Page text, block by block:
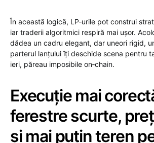
În această logică, LP‑urile pot construi
iar traderii algoritmici respiră mai ușor.
dădea un cadru elegant, dar uneori rigid,
parterul lanțului îți deschide scena pentru
ieri, păreau imposibile on‑chain.
Execuție mai
ferestre scurte,
și mai puțin teren